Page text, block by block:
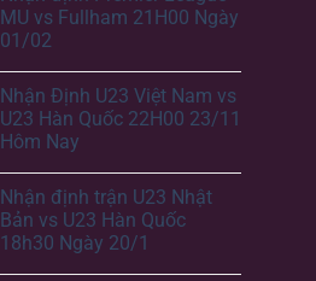
MU vs Fullham 21H00 Ngày
01/02
Nhận Định U23 Việt Nam vs
U23 Hàn Quốc 22H00 23/11
Hôm Nay
Nhận định trận U23 Nhật
Bản vs U23 Hàn Quốc
18h30 Ngày 20/1